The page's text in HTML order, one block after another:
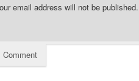
email address will not be published.
Comment